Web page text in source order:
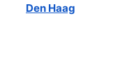
Den Haag